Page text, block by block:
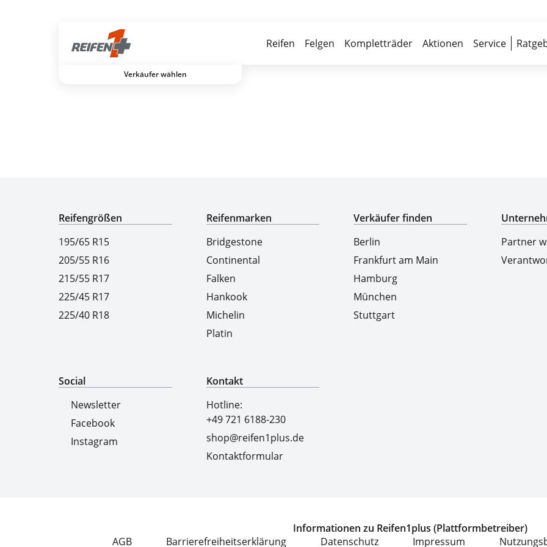
Verkäufer wählen
Reifen Felgen Kompletträder Aktionen Service
Reifengrößen
195/65 R15
205/55 R16
215/55 R17
225/45 R17
225/40 R18
Reifenmarken
Bridgestone
Continental
Falken
Hankook
Michelin
Platin
Verkäufer finden
Berlin
Frankfurt am Main
Hamburg
München
Stuttgart
Partner
Social
Newsletter
Facebook
Instagram
Kontakt
Hotline:
+49 721 6188-230
shop@reifen1plus.de
Kontaktformular
Informationen zu Reifen1plus (Plattformbetreiber)
AGB
Barrierefreiheitserklärung Datenschutz Impressum